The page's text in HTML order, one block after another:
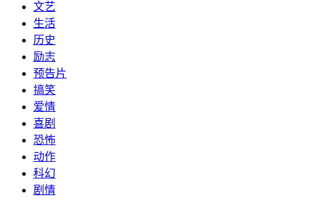
文艺
生活
历史
励志
预告片
搞笑
爱情
喜剧
恐怖
动作
科幻
剧情